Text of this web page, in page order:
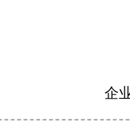
企